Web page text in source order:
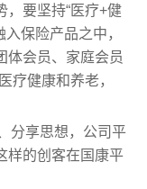
，要坚持“医疗+健
保险产品之中，
体会员、家庭会员
疗健康和养老，
分享思想，公司平
样的创客在国康平